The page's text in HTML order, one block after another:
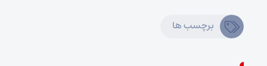
برچسب ها